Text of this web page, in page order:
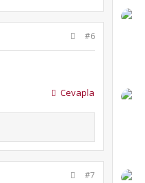
#6
Cevapla
#7